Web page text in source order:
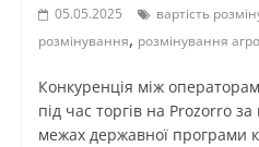
05.05.2025 вартість
розмінування, розмінування
Конкуренція між
під час торгів на Prozorro
межах державної програми